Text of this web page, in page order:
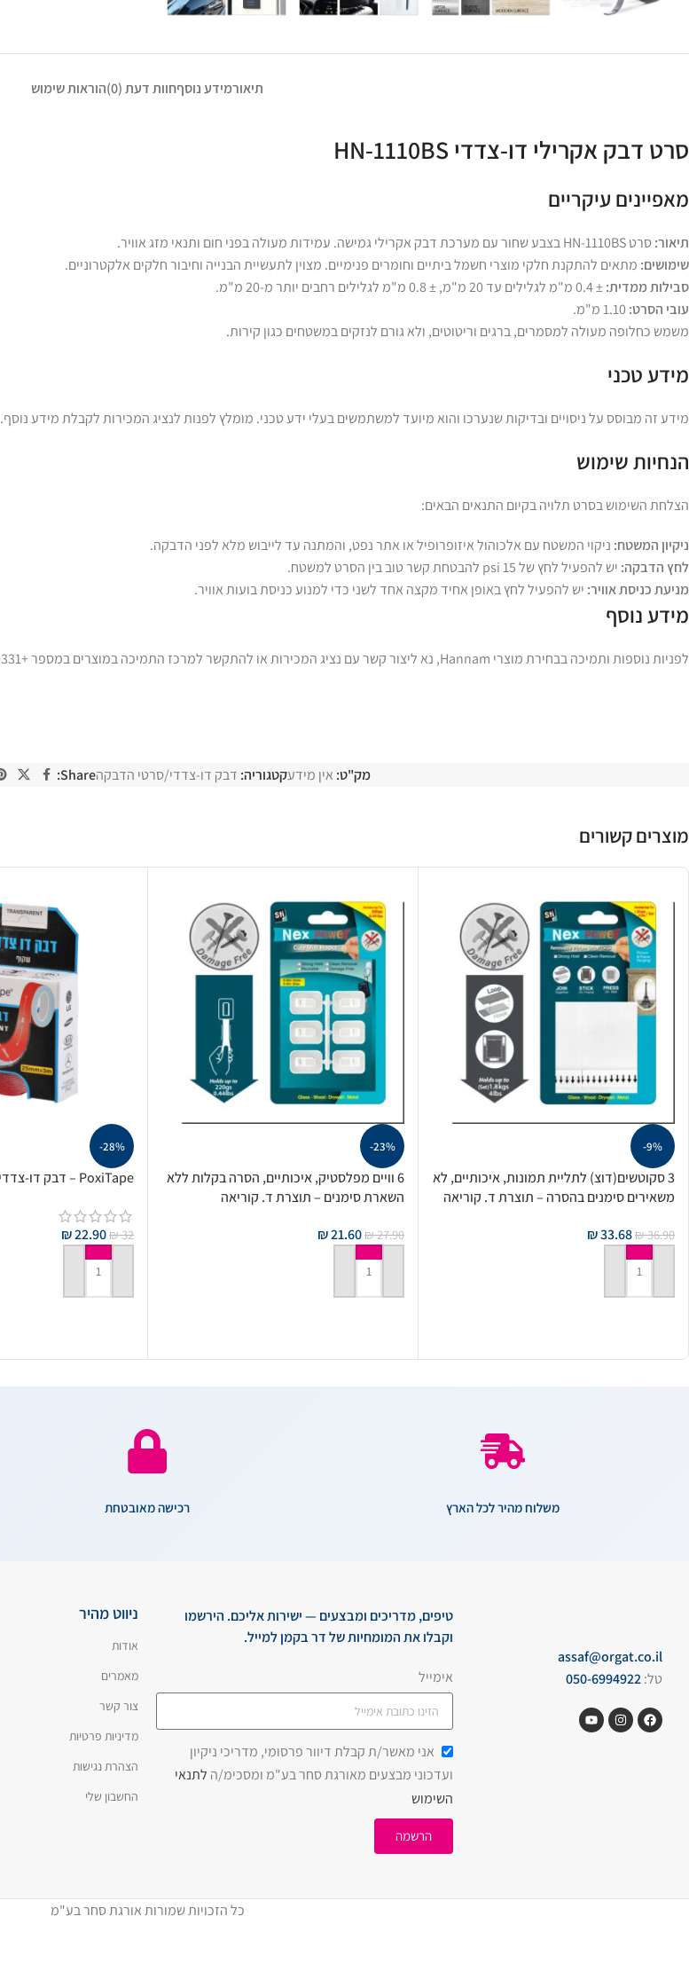
תיאורמידע נוסףחוות דעת (0) הוראות שימוש
סרט דבק אקרילי דו-צדדי HN-1110BS
מאפיינים עיקריים
תיאור:סרט HN-1110BS בצבע שחור עם מערכת דבק אקרילי גמישה. עמידות מעולה בפני חום ותנאי מזג אוויר.
שימושים: מתאים להתקנת חלקי מוצרי חשמל ביתיים וחומרים פנימיים. מצוין לתעשיית הבנייה וחיבור חלקים אלקטרוניים.
סבילות ממדית:± 0.4 מ"מ לגלילים עד 20 מ"מ, ± 0.8 מ"מ לגלילים רחבים יותר מ-20 מ"מ.
עובי הסרט:
משמש כחלופה מעולה למסמרים, ברגים וריטוטים, ולא גורם לנזקים במשטחים כגון קירות.
מידע טכני
מידע זה מבוסס על ניסויים ובדיקות שנערכו והוא מיועד למשתמשים בעלי ידע טכני. מומלץ לפנות לנציג המכירות לקבלת מידע נוסף.
הנחיות שימוש
הצלחת השימוש בסרט תלויה בקיום התנאים הבאים:
ניקיון המשטח: ניקוי המשטח עם אלכוהול איזופרופיל או אתר נפט, והמתנה עד לייבוש מלא לפני הדבקה.
לחץ הדבקה: יש להפעיל לחץ של 15 psi להבטחת קשר טוב בין הסרט למשטח.
מניעת כניסת אוויר: יש להפעיל לחץ באופן אחיד מקצה אחד לשני כדי למנוע כניסת בועות אוויר.
מידע נוסף
לפניות נוספות ותמיכה בבחירת מוצרי Hannam, נא ליצור קשר עם נציג המכירות או להתקשר למרכז התמיכה במוצרים במספר +82-41-881-0331.
מק"ט: אין מידעקטגוריה: דבק דו-צדדי/סרטי הדבקהShare:
מוצרים קשורים
-9%
3 סקוטשים(דוצ) לתליית תמונות, איכותיים, לא
משאירים סימנים בהסרה – תוצרת ד. קוריאה
₪36.90
₪33.68
הוספה לסל
-23%
6 וויים מפלסטיק, איכותיים, הסרה בקלות ללא
השארת סימנים – תוצרת ד. קוריאה
₪27.90
₪21.60
הוספה לסל
-28%
PoxiTape – דבק דו-צדדי חזק במיוחד – שקוף
₪32
₪22.90
הוספה לסל
משלוח מהיר לכל הארץ רכישה מאובטחת
assaf@orgat.co.il
טל:050-6994922
טיפים, מדריכים ומבצעים — ישירות אליכם. הירשמו
וקבלו את המומחיות של דר בקמן למייל.
אימייל
אני מאשר/ת קבלת דיוור פרסומי, מדריכי ניקיון
ועדכוני מבצעים מאורגת סחר בע"מ ומסכימ/ה לתנאי
השימוש
הרשמה
ניווט מהיר
אודות
מאמרים
צור קשר
מדיניות פרטיות
הצהרת נגישות
החשבון שלי
כל הזכויות שמורות אורגת סחר בע"מ